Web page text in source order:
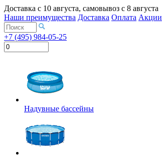
Доставка с 10 августа, самовывоз с 8 августа
Наши преимущества Доставка Оплата Акции
+7 (495) 984-05-25
Надувные бассейны